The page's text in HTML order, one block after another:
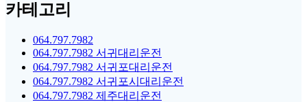
카테고리
064.797.7982
064.797.7982 서귀대리운전
064.797.7982 서귀포대리운전
064.797.7982 서귀포시대리운전
064.797.7982 제주대리운전